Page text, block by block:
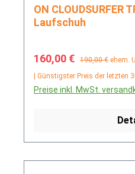
ON CLOUDSURFER TRAIL 2 WP
Laufschuh
Verkaufspreis:
160,00 € Regulärer Preis:
190,00 € ehem.
| Günstigster Preis der letzten
Preise inkl. MwSt.